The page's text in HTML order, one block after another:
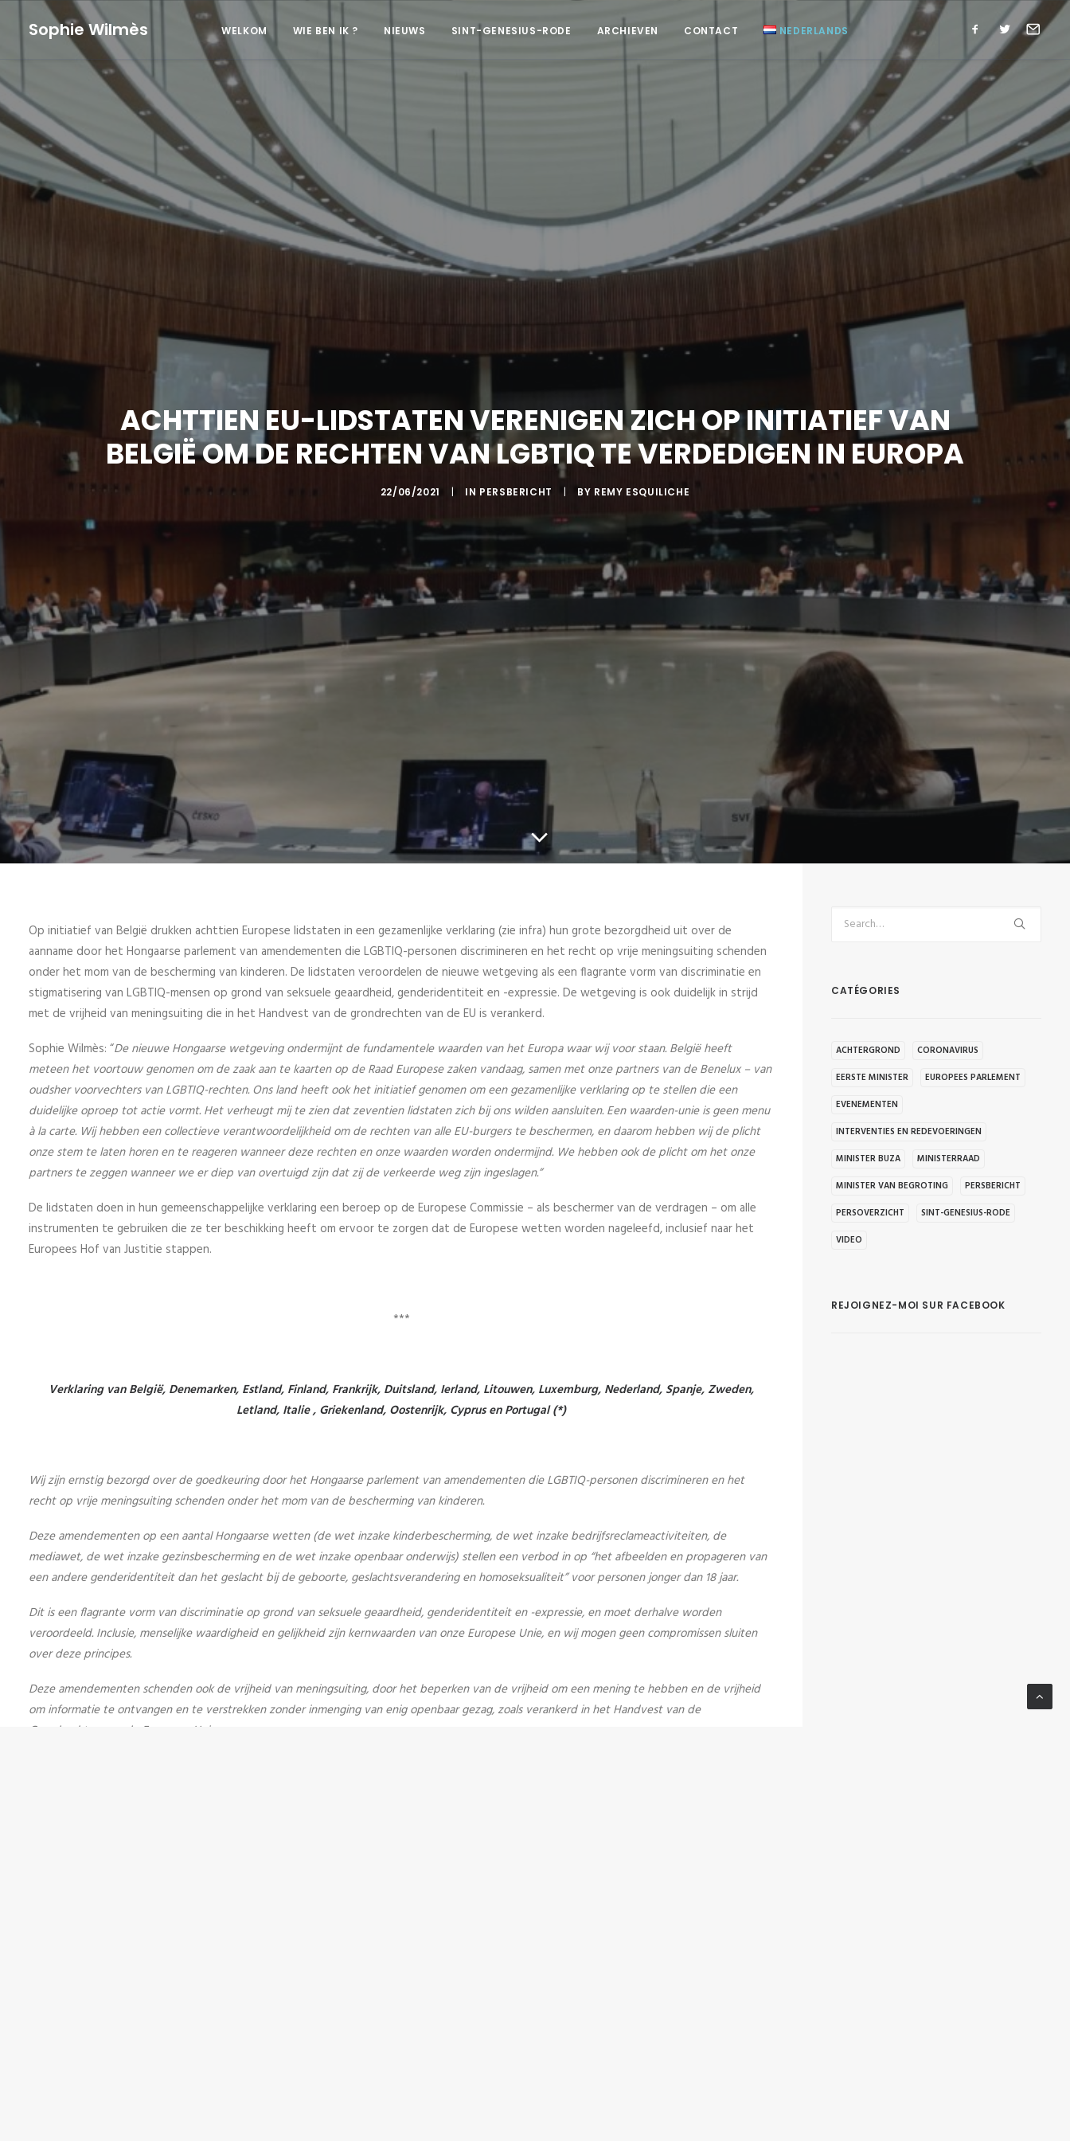
Sophie Wilmès WELKOM WIE BEN IK ? NIEUWS SINT-GENESIUS-RODE ARCHIEVEN CONTACT NEDERLANDS
ACHTTIEN EU-LIDSTATEN VERENIGEN ZICH OP INITIATIEF VAN
BELGIË OM DE RECHTEN VAN LGBTIQ TE VERDEDIGEN IN EUROPA
22/06/2021 | IN PERSBERICHT | BY REMY ESQUILICHE
Op initiatief van België drukken achttien Europese lidstaten in een gezamenlijke verklaring (zie infra) hun grote bezorgdheid uit over de
aanname door het Hongaarse parlement van amendementen die LGBTIQ-personen discrimineren en het recht op vrije meningsuiting schenden
onder het mom van de bescherming van kinderen. De lidstaten veroordelen de nieuwe wetgeving als een flagrante vorm van discriminatie en
stigmatisering van LGBTIQ-mensen op grond van seksuele geaardheid, genderidentiteit en -expressie. De wetgeving is ook duidelijk in strijd
met de vrijheid van meningsuiting die in het Handvest van de grondrechten van de EU is verankerd.
Sophie Wilmès: “De nieuwe Hongaarse wetgeving ondermijnt de fundamentele waarden van het Europa waar wij voor staan. België heeft
meteen het voortouw genomen om de zaak aan te kaarten op de Raad Europese zaken vandaag, samen met onze partners van de Benelux – van
oudsher voorvechters van LGBTIQ-rechten. Ons land heeft ook het initiatief genomen om een gezamenlijke verklaring op te stellen die een
duidelijke oproep tot actie vormt. Het verheugt mij te zien dat zeventien lidstaten zich bij ons wilden aansluiten. Een waarden-unie is geen menu
à la carte. Wij hebben een collectieve verantwoordelijkheid om de rechten van alle EU-burgers te beschermen, en daarom hebben wij de plicht
onze stem te laten horen en te reageren wanneer deze rechten en onze waarden worden ondermijnd. We hebben ook de plicht om het onze
partners te zeggen wanneer we er diep van overtuigd zijn dat zij de verkeerde weg zijn ingeslagen.”
De lidstaten doen in hun gemeenschappelijke verklaring een beroep op de Europese Commissie – als beschermer van de verdragen – om alle
instrumenten te gebruiken die ze ter beschikking heeft om ervoor te zorgen dat de Europese wetten worden nageleefd, inclusief naar het
Europees Hof van Justitie stappen.
***
Verklaring van België, Denemarken, Estland, Finland, Frankrijk, Duitsland, Ierland, Litouwen, Luxemburg, Nederland, Spanje, Zweden,
Letland, Italie , Griekenland, Oostenrijk, Cyprus en Portugal (*)
Wij zijn ernstig bezorgd over de goedkeuring door het Hongaarse parlement van amendementen die LGBTIQ-personen discrimineren en het
recht op vrije meningsuiting schenden onder het mom van de bescherming van kinderen.
Deze amendementen op een aantal Hongaarse wetten (de wet inzake kinderbescherming, de wet inzake bedrijfsreclameactiviteiten, de
mediawet, de wet inzake gezinsbescherming en de wet inzake openbaar onderwijs) stellen een verbod in op “het afbeelden en propageren van
een andere genderidentiteit dan het geslacht bij de geboorte, geslachtsverandering en homoseksualiteit” voor personen jonger dan 18 jaar.
Dit is een flagrante vorm van discriminatie op grond van seksuele geaardheid, genderidentiteit en -expressie, en moet derhalve worden
veroordeeld. Inclusie, menselijke waardigheid en gelijkheid zijn kernwaarden van onze Europese Unie, en wij mogen geen compromissen sluiten
over deze principes.
Deze amendementen schenden ook de vrijheid van meningsuiting, door het beperken van de vrijheid om een mening te hebben en de vrijheid
om informatie te ontvangen en te verstrekken zonder inmenging van enig openbaar gezag, zoals verankerd in het Handvest van de
Grondrechten van de Europese Unie.
CATÉGORIES
ACHTERGROND
CORONAVIRUS
EERSTE MINISTER
EUROPEES PARLEMENT
EVENEMENTEN
INTERVENTIES EN REDEVOERINGEN
MINISTER BUZA
MINISTERRAAD
MINISTER VAN BEGROTING
PERSBERICHT
PERSOVERZICHT
SINT-GENESIUS-RODE
VIDEO
REJOIGNEZ-MOI SUR FACEBOOK